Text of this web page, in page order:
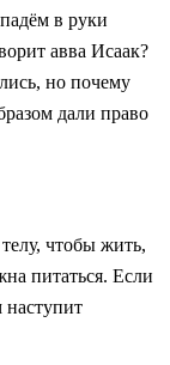
в руки
авва Исаак?
но почему
дали право
чтобы жить,
питаться. Если
наступит